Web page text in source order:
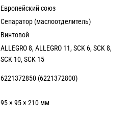
Европейский союз
Сепаратор (маслоотделитель)
Винтовой
ALLEGRO 8, ALLEGRO 11, SCK 6, SCK 8,
SCK 10, SCK 15
6221372850 (6221372800)
95 × 95 × 210 мм